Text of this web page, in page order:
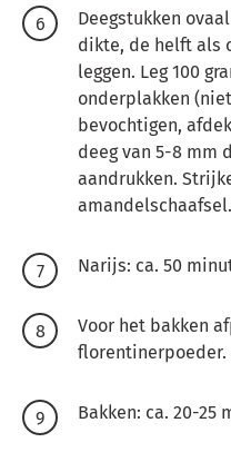
Deegstukken
dikte, de helft als
leggen. Leg 100
onderplakken
bevochtigen,
deeg van 5-8 mm
aandrukken.
amandelschaafsel.
Narijs: ca. 50
Voor het bakken
florentinerpoeder.
Bakken: ca. 20-25